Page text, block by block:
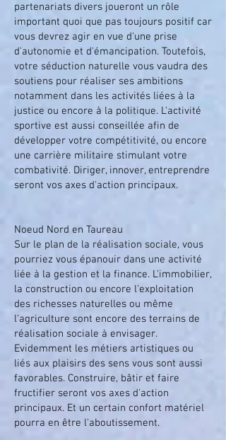
partenariats divers joueront un rôle
important quoi que pas toujours positif car
vous devrez agir en vue d'une prise
d'autonomie et d'émancipation. Toutefois,
votre séduction naturelle vous vaudra des
soutiens pour réaliser ses ambitions
notamment dans les activités liées à la
justice ou encore à la politique. L'activité
sportive est aussi conseillée afin de
développer votre compétitivité, ou encore
une carrière militaire stimulant votre
combativité. Diriger, innover, entreprendre
seront vos axes d'action principaux.
Noeud Nord en Taureau
Sur le plan de la réalisation sociale, vous
pourriez vous épanouir dans une activité
liée à la gestion et la finance. L'immobilier,
la construction ou encore l'exploitation
des richesses naturelles ou même
l'agriculture sont encore des terrains de
réalisation sociale à envisager.
Evidemment les métiers artistiques ou
liés aux plaisirs des sens vous sont aussi
favorables. Construire, bâtir et faire
fructifier seront vos axes d'action
principaux. Et un certain confort matériel
pourra en être l'aboutissement.